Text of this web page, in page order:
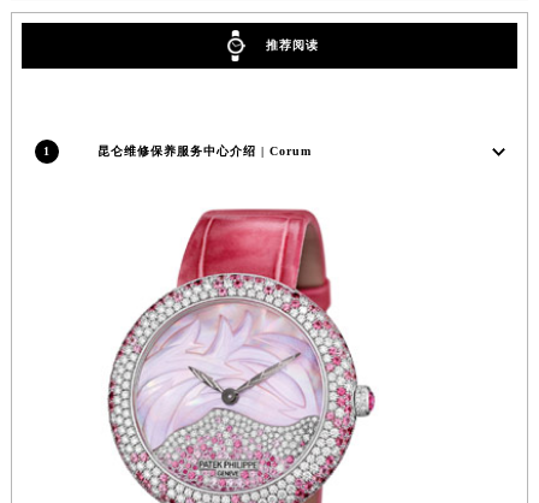
推荐阅读
1 昆仑维修保养服务中心介绍 | Corum